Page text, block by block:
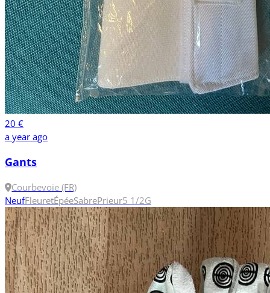
20 €
a year ago
Gants
Courbevoie (FR)
NeufFleuretÉpéeSabrePrieur5 1/2G